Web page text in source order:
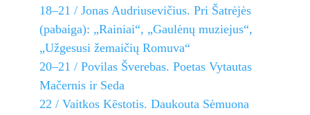
18–21 / Jonas Audriusevičius. Pri Šatrėjės
(pabaiga): „Rainiai“, „Gaulėnų muziejus“,
„Užgesusi žemaičių Romuva“
20–21 / Povilas Šverebas. Poetas Vytautas
Mačernis ir Seda
22 / Vaitkos Kēstotis. Daukouta Sėmuona